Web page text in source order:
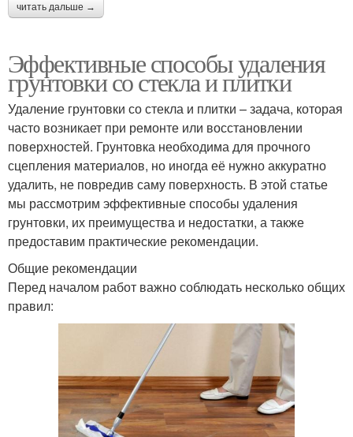
читать дальше →
Эффективные способы удаления
грунтовки со стекла и плитки
Удаление грунтовки со стекла и плитки – задача, которая
часто возникает при ремонте или восстановлении
поверхностей. Грунтовка необходима для прочного
сцепления материалов, но иногда её нужно аккуратно
удалить, не повредив саму поверхность. В этой статье
мы рассмотрим эффективные способы удаления
грунтовки, их преимущества и недостатки, а также
предоставим практические рекомендации.
Общие рекомендации
Перед началом работ важно соблюдать несколько общих
правил: